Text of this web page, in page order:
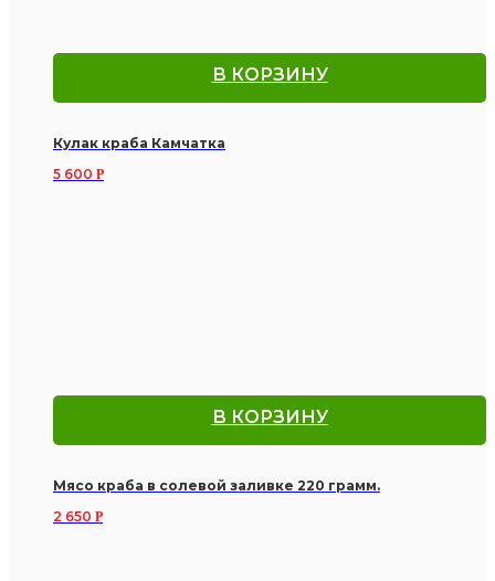
В КОРЗИНУ
Кулак краба Камчатка
5 600 Р
В КОРЗИНУ
Мясо краба в солевой заливке 220 грамм.
2 650 Р